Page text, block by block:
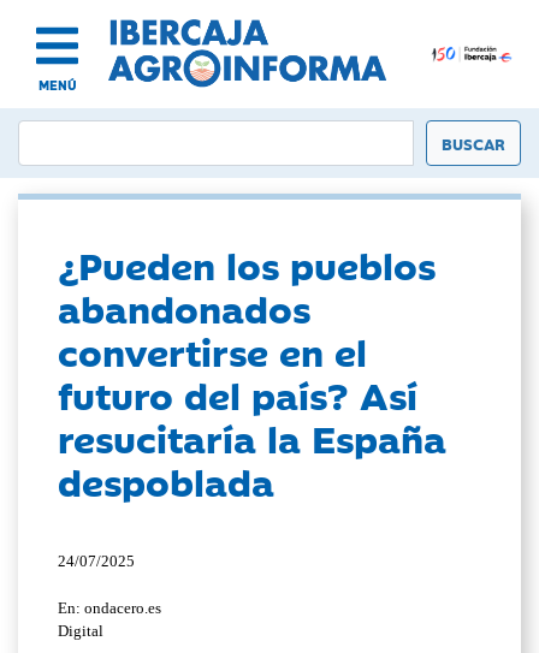
MENÚ
¿Pueden los pueblos
abandonados
convertirse en el
futuro del país? Así
resucitaría la España
despoblada
24/07/2025
En: ondacero.es
Digital